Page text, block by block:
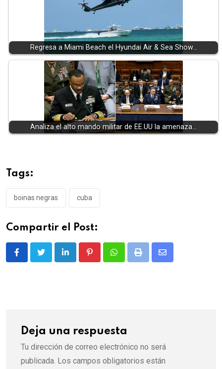
Regresa a Miami Beach el Hyundai Air & Sea Show…
Analiza el alto mando militar de EE.UU la amenaza…
Tags:
boinas negras cuba
Compartir el Post:
LinkedIn PinterestWhatsappPrint
Share
Deja una respuesta
Tu dirección de correo electrónico no será
publicada. Los campos obligatorios están